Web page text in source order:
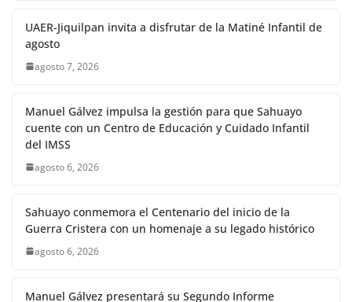
UAER-Jiquilpan invita a disfrutar de la Matiné Infantil de
agosto
agosto 7, 2026
Manuel Gálvez impulsa la gestión para que Sahuayo
cuente con un Centro de Educación y Cuidado Infantil
del IMSS
agosto 6, 2026
Sahuayo conmemora el Centenario del inicio de la
Guerra Cristera con un homenaje a su legado histórico
agosto 6, 2026
Manuel Gálvez presentará su Segundo Informe